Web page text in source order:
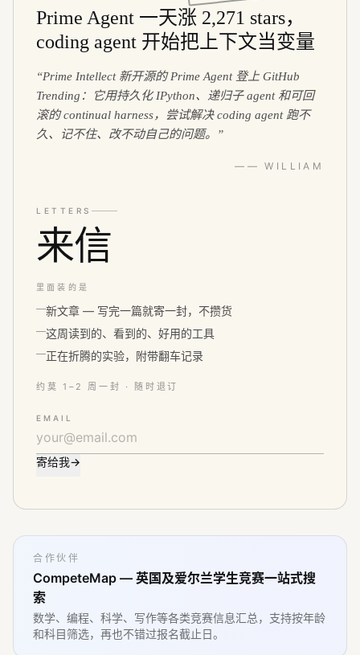
Prime Agent 一天涨 2,271 stars，
coding agent 开始把上下文当变量
“Prime Intellect 新开源的 Prime Agent 登上 GitHub
Trending：它用持久化 IPython、递归子 agent 和可回
滚的 continual harness，尝试解决 coding agent 跑不
久、记不住、改不动自己的问题。
”
—— WILLIAM
LETTERS
来信
里面装的是
新文章 — 写完一篇就寄一封，不攒货
这周读到的、看到的、好用的工具
正在折腾的实验，附带翻车记录
约莫 1–2 周一封 · 随时退订
EMAIL
寄给我→
合作伙伴
CompeteMap — 英国及爱尔兰学生竞赛一站式搜
索
数学、编程、科学、写作等各类竞赛信息汇总，支持按年龄
和科目筛选，再也不错过报名截止日。